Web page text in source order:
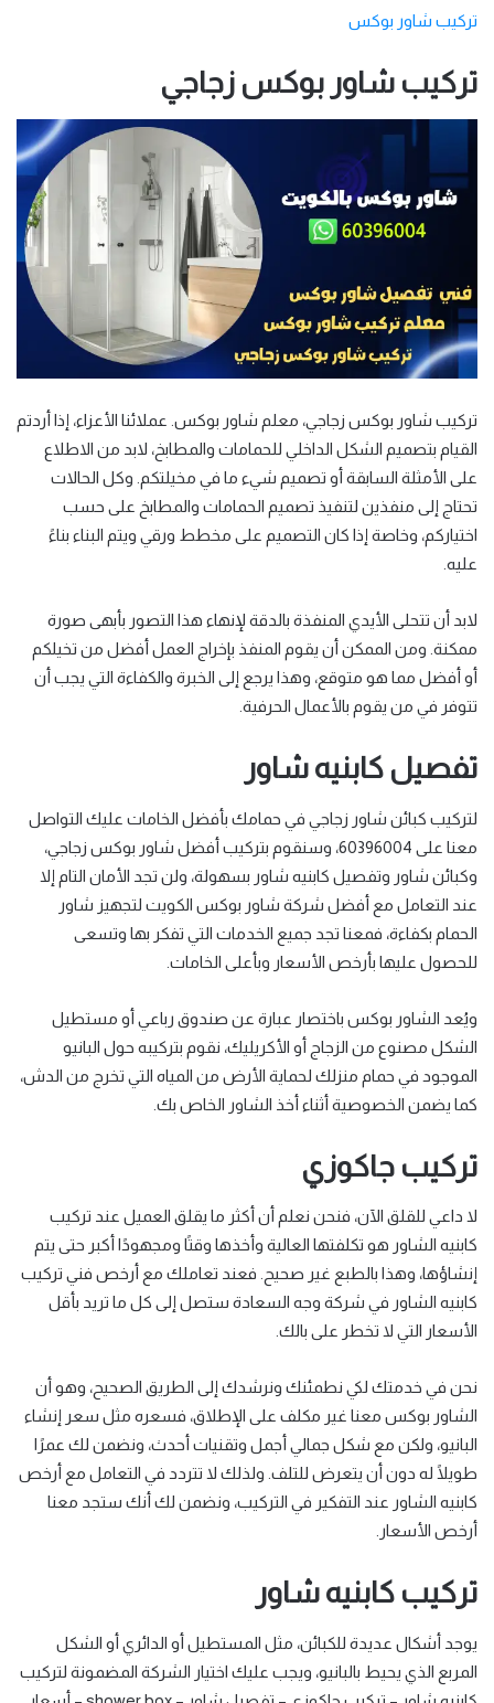
تركيب شاور بوكس
تركيب شاور بوكس زجاجي
تركيب شاور بوكس زجاجي، معلم شاور بوكس. عملائنا الأعزاء، إذا أردتم
القيام بتصميم الشكل الداخلي للحمامات والمطابخ، لابد من الاطلاع
على الأمثلة السابقة أو تصميم شيء ما في مخيلتكم. وكل الحالات
تحتاج إلى منفذين لتنفيذ تصميم الحمامات والمطابخ على حسب
اختياركم، وخاصة إذا كان التصميم على مخطط ورقي ويتم البناء بناءً
عليه.
لابد أن تتحلى الأيدي المنفذة بالدقة لإنهاء هذا التصور بأبهى صورة
ممكنة. ومن الممكن أن يقوم المنفذ بإخراج العمل أفضل من تخيلكم
أو أفضل مما هو متوقع، وهذا يرجع إلى الخبرة والكفاءة التي يجب أن
تتوفر في من يقوم بالأعمال الحرفية.
تفصيل كابنيه شاور
لتركيب كبائن شاور زجاجي في حمامك بأفضل الخامات عليك التواصل
معنا على 60396004، وسنقوم بتركيب أفضل شاور بوكس زجاجي،
وكبائن شاور وتفصيل كابنيه شاور بسهولة، ولن تجد الأمان التام إلا
عند التعامل مع أفضل شركة شاور بوكس الكويت لتجهيز شاور
الحمام بكفاءة، فمعنا تجد جميع الخدمات التي تفكر بها وتسعى
للحصول عليها بأرخص الأسعار وبأعلى الخامات.
ويُعد الشاور بوكس باختصار عبارة عن صندوق رباعي أو مستطيل
الشكل مصنوع من الزجاج أو الأكريليك، نقوم بتركيبه حول البانيو
الموجود في حمام منزلك لحماية الأرض من المياه التي تخرج من الدش،
كما يضمن الخصوصية أثناء أخذ الشاور الخاص بك.
تركيب جاكوزي
لا داعي للقلق الآن، فنحن نعلم أن أكثر ما يقلق العميل عند تركيب
كابنيه الشاور هو تكلفتها العالية وأخذها وقتًا ومجهودًا أكبر حتى يتم
إنشاؤها، وهذا بالطبع غير صحيح. فعند تعاملك مع أرخص فني تركيب
كابنيه الشاور في شركة وجه السعادة ستصل إلى كل ما تريد بأقل
الأسعار التي لا تخطر على بالك.
نحن في خدمتك لكي نطمئنك ونرشدك إلى الطريق الصحيح، وهو أن
الشاور بوكس معنا غير مكلف على الإطلاق، فسعره مثل سعر إنشاء
البانيو، ولكن مع شكل جمالي أجمل وتقنيات أحدث، ونضمن لك عمرًا
طويلًا له دون أن يتعرض للتلف. ولذلك لا تتردد في التعامل مع أرخص
كابنيه الشاور عند التفكير في التركيب، ونضمن لك أنك ستجد معنا
أرخص الأسعار.
تركيب كابنيه شاور
يوجد أشكال عديدة للكبائن، مثل المستطيل أو الدائري أو الشكل
المربع الذي يحيط بالبانيو، ويجب عليك اختيار الشركة المضمونة لتركيب